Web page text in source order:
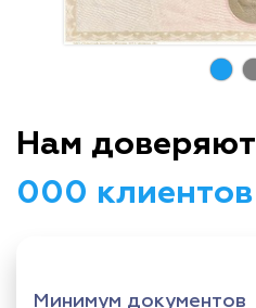
Нам
000 клиентов
Минимум документов